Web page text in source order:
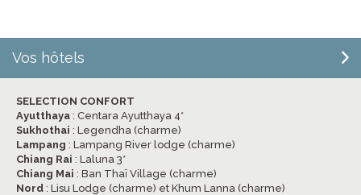
Vos hôtels
SELECTION CONFORT
Ayutthaya : Centara Ayutthaya 4*
Sukhothai : Legendha (charme)
Lampang : Lampang River lodge (charme)
Chiang Rai : Laluna 3*
Chiang Mai : Ban Thaï Village (charme)
Nord : Lisu Lodge (charme) et Khum Lanna (charme)